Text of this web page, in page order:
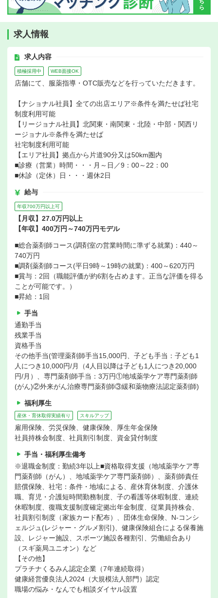
求人情報
求人内容
積極採用中 WEB面接OK
店舗にて、服薬指導・OTC販売などを行っていただきます。
【ナショナル社員】全ての出店エリア※条件を満たせば社宅
制度利用可能
【リージョナル社員】北関東・南関東・北陸・中部・関西リ
ージョナル※条件を満たせば
社宅制度利用可能
【エリア社員】拠点から片道90分又は50km圏内
■診療（営業）時間・・・月～日／9：00～22：00
■休診（定休）日・・・週休2日
給与
年収700万円以上可
【月収】27.0万円以上
【年収】400万円～740万円モデル
■総合薬剤師コース(調剤室の営業時間に準ずる就業)：440～
740万円
■調剤薬剤師コース(平日9時～19時の就業)：400～620万円
■賞与：2回（職能評価が約6割を占めます。正当な評価を得る
ことが可能です。）
■昇給：1回
手当
通勤手当
残業手当
資格手当
その他手当(管理薬剤師手当15,000円、子ども手当：子ども1
人につき10,000円/月（4人目以降は子ども1人につき20,000
円/月）、専門薬剤師手当：3万円①地域薬学ケア専門薬剤師
(がん)②外来がん治療専門薬剤師③緩和薬物療法認定薬剤師)
福利厚生
産休・育休取得実績有り スキルアップ
雇用保険、労災保険、健康保険、厚生年金保険
社員持株会制度、社員割引制度、資金貸付制度
手当・福利厚生備考
※退職金制度：勤続3年以上■資格取得支援（地域薬学ケア専
門薬剤師（がん）、地域薬学ケア専門薬剤師）、薬剤師責任
賠償保険、社宅：条件・地域による、産休育休制度、介護休
職、育児・介護短時間勤務制度、子の看護等休暇制度、連続
休暇制度、復職支援制度確定拠出年金制度、従業員持株会、
社員割引制度（家族カード配布）、団体生命保険、N-コンシ
ェルジュ(レジャー・グルメ割引)、健康保険組合による保養施
設、レジャー施設、スポーツ施設各種割引、労働組合あり
（スギ薬局ユニオン）など
【その他】
プラチナくるみん認定企業（7年連続取得）
健康経営優良法人2024（大規模法人部門）認定
職場の悩み・なんでも相談ダイヤル設置